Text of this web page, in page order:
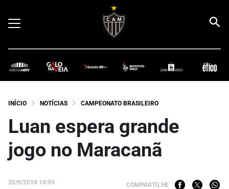
INÍCIO NOTÍCIAS CAMPEONATO BRASILEIRO
Luan espera grande
jogo no Maracanã
20/9/2018 14:59 COMPARTILHE